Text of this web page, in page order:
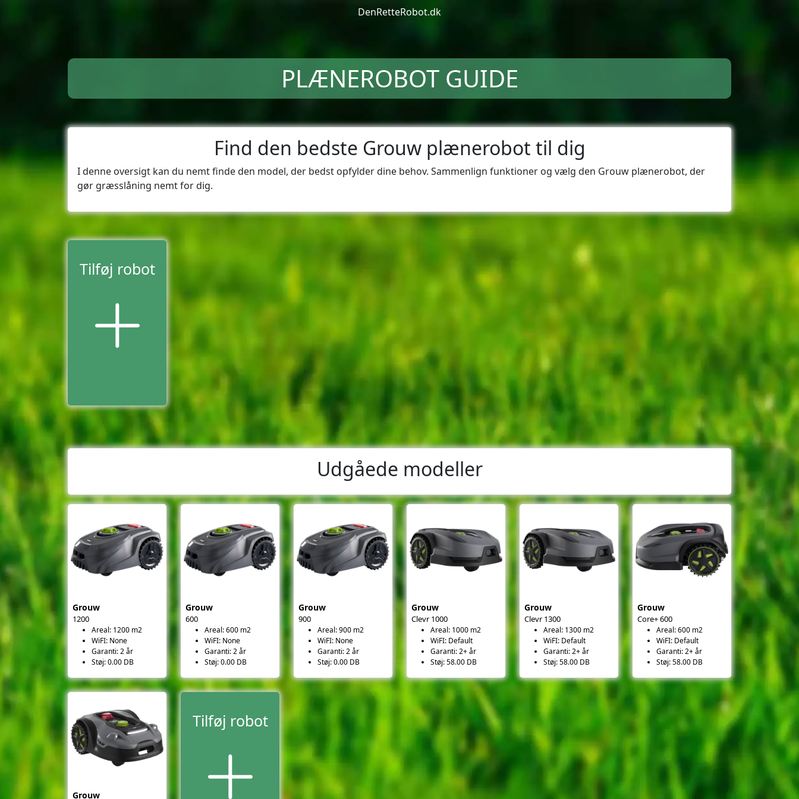
DenRetteRobot.dk
PLÆNEROBOT GUIDE
Find den bedste Grouw plænerobot til dig
I denne oversigt kan du nemt finde den model, der bedst opfylder dine behov. Sammenlign funktioner og vælg den Grouw plænerobot, der
gør græsslåning nemt for dig.
Tilføj robot
Udgåede modeller
Grouw
1200
Areal: 1200 m2
WiFI: None
Garanti: 2 år
Støj: 0.00 DB
Grouw
600
Areal: 600 m2
WiFI: None
Garanti: 2 år
Støj: 0.00 DB
Grouw
900
Areal: 900 m2
WiFI: None
Garanti: 2 år
Støj: 0.00 DB
Grouw
Clevr 1000
Areal: 1000 m2
WiFI: Default
Garanti: 2+ år
Støj: 58.00 DB
Grouw
Clevr 1300
Areal: 1300 m2
WiFI: Default
Garanti: 2+ år
Støj: 58.00 DB
Grouw
Core+ 600
Areal: 600 m2
WiFI: Default
Garanti: 2+ år
Støj: 58.00 DB
Grouw
Tilføj robot